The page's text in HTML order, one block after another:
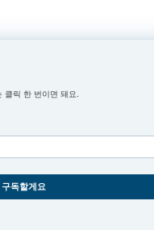
클릭 한 번이면 돼요.
구독할게요